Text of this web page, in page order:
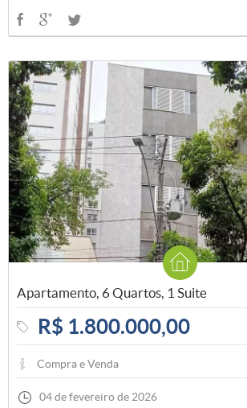
Apartamento, 6 Quartos, 1 Suite
R$ 1.800.000,00
Compra e Venda
04 de fevereiro de 2026